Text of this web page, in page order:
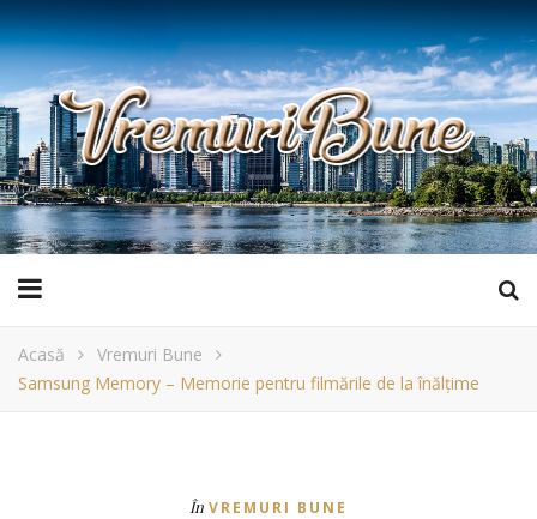
Acasă
Vremuri Bune
Samsung Memory – Memorie pentru filmările de la înălțime
În VREMURI BUNE